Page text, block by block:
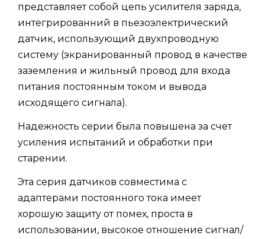
представляет собой цепь усилителя заряда,
интегрированний в пьезоэлектрический
датчик, использующий двухпроводную
систему (экранированный провод в качестве
заземления и жильный провод для входа
питания постоянным током и вывода
исходящего сигнала).
Надежность серии была повышена за счет
усиления испытаний и обработки при
старении.
Эта серия датчиков совместима с
адаптерами постоянного тока имеет
хорошую защиту от помех, проста в
использовании, высокое отношение сигнал/